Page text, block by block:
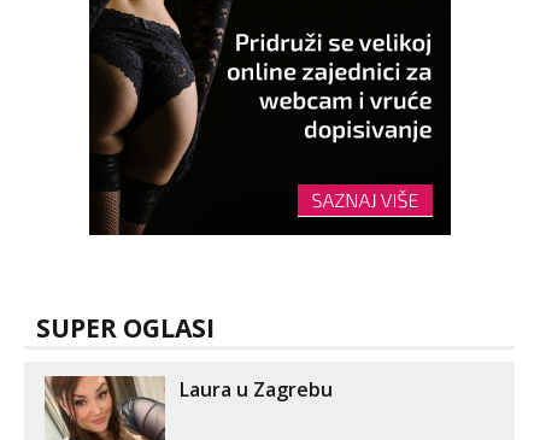
SUPER OGLASI
Laura u Zagrebu